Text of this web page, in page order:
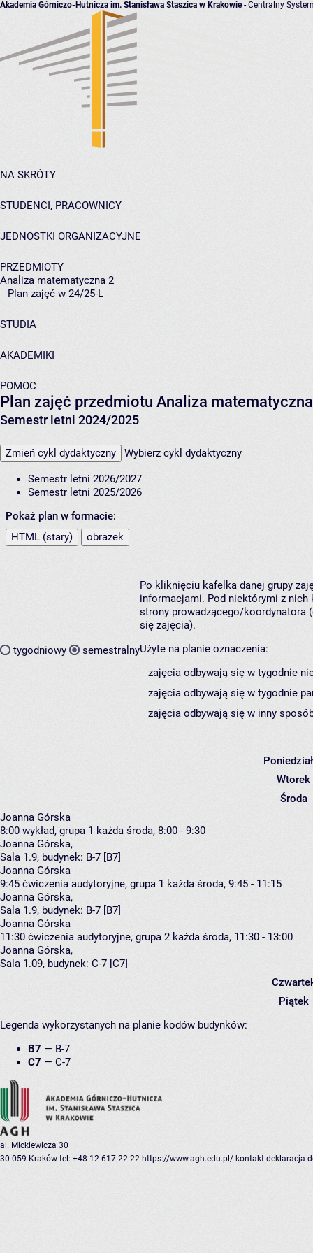
Akademia Górniczo-Hutnicza im. Stanisława Staszica w Krakowie- Centralny
NA SKRÓTY
STUDENCI, PRACOWNICY
JEDNOSTKI ORGANIZACYJNE
PRZEDMIOTY
Analiza matematyczna 2
Plan zajęć w 24/25-L
STUDIA
AKADEMIKI
POMOC
Plan zajęć przedmiotu Analiza
Semestr letni 2024/2025
Zmień cykl dydaktyczny Wybierz cykl dydaktyczny
Semestr letni 2026/2027
Semestr letni 2025/2026
Pokaż plan w formacie:
HTML (stary)
obrazek
tygodniowy semestralny
Po kliknięciu kafelka danej grupy
informacjami. Pod niektórymi z nich
strony prowadzącego/koordynatora
się zajęcia).
Użyte na planie oznaczenia:
zajęcia odbywają się w tygodnie
zajęcia odbywają się w tygodnie
zajęcia odbywają się w inny
Wtorek
Środa
Joanna Górska
8:00 wykład, grupa 1 każda środa, 8:00 - 9:30
Joanna Górska,
Sala 1.9, budynek: B-7 [B7]
Joanna Górska
9:45 ćwiczenia audytoryjne, grupa 1 każda środa, 9:45 - 11:15
Joanna Górska,
Sala 1.9, budynek: B-7 [B7]
Joanna Górska
11:30 ćwiczenia audytoryjne, grupa 2 każda środa, 11:30 - 13:00
Joanna Górska,
Sala 1.09, budynek: C-7 [C7]
Piątek
Legenda wykorzystanych na planie kodów budynków:
B7 — B-7
C7 — C-7
al. Mickiewicza 30
30-059 Kraków tel: +48 12 617 22 22 https://www.agh.edu.pl/ kontakt deklaracja